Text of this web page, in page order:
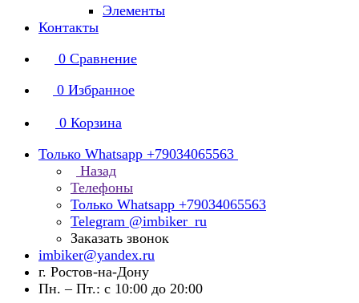
Элементы
Контакты
0 Сравнение
0 Избранное
0 Корзина
Только Whatsapp +79034065563
Назад
Телефоны
Только Whatsapp +79034065563
Telegram @imbiker_ru
Заказать звонок
imbiker@yandex.ru
г. Ростов-на-Дону
Пн. – Пт.: с 10:00 до 20:00